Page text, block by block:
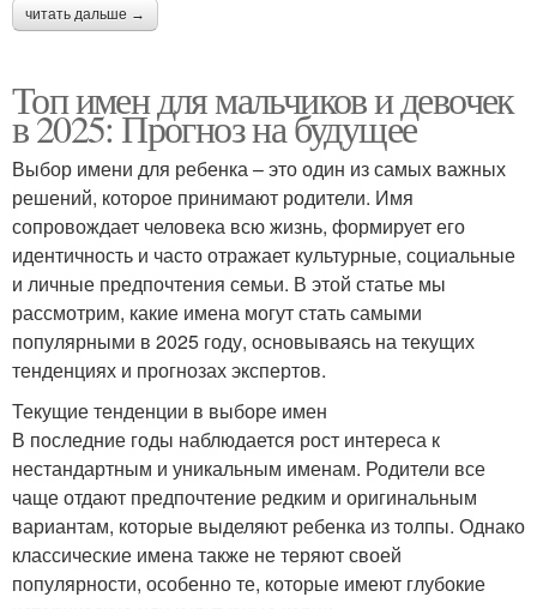
читать дальше →
Топ имен для мальчиков и девочек
в 2025: Прогноз на будущее
Выбор имени для ребенка – это один из самых важных
решений, которое принимают родители. Имя
сопровождает человека всю жизнь, формирует его
идентичность и часто отражает культурные, социальные
и личные предпочтения семьи. В этой статье мы
рассмотрим, какие имена могут стать самыми
популярными в 2025 году, основываясь на текущих
тенденциях и прогнозах экспертов.
Текущие тенденции в выборе имен
В последние годы наблюдается рост интереса к
нестандартным и уникальным именам. Родители все
чаще отдают предпочтение редким и оригинальным
вариантам, которые выделяют ребенка из толпы. Однако
классические имена также не теряют своей
популярности, особенно те, которые имеют глубокие